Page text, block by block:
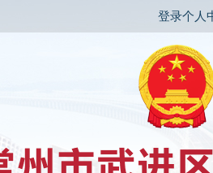
登录个人